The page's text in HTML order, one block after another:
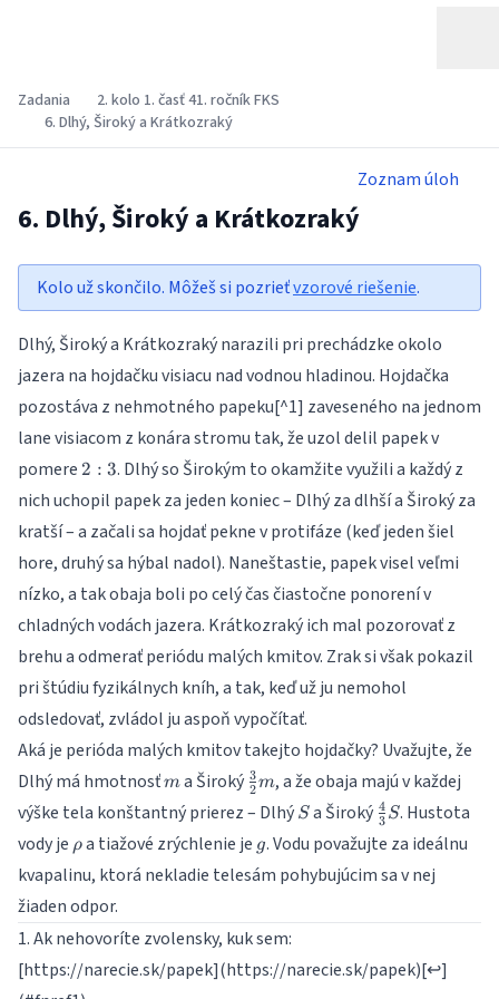
Zadania
2. kolo 1. časť 41. ročník FKS
6. Dlhý, Široký a Krátkozraký
Zoznam úloh
6. Dlhý, Široký a Krátkozraký
Kolo už skončilo. Môžeš si pozrieťvzorové riešenie.
Dlhý, Široký a Krátkozraký narazili pri prechádzke okolo
jazera na hojdačku visiacu nad vodnou hladinou. Hojdačka
pozostáva z nehmotného papeku[^1] zaveseného na jednom
lane visiacom z konára stromu tak, že uzol delil papek v
pomere 2:3
2 : 3. Dlhý so Širokým to okamžite využili a každý z
nich uchopil papek za jeden koniec – Dlhý za dlhší a Široký za
kratší – a začali sa hojdať pekne v protifáze (keď jeden šiel
hore, druhý sa hýbal nadol). Naneštastie, papek visel veľmi
nízko, a tak obaja boli po celý čas čiastočne ponorení v
chladných vodách jazera. Krátkozraký ich mal pozorovať z
brehu a odmerať periódu malých kmitov. Zrak si však pokazil
pri štúdiu fyzikálnych kníh, a tak, keď už ju nemohol
odsledovať, zvládol ju aspoň vypočítať.
Aká je perióda malých kmitov takejto hojdačky? Uvažujte, že
Dlhý má hmotnosťm
ma Široký \frac{3}
{2}m
2
3m, a že obaja majú v každej
výške tela konštantný prierez – Dlhý S
Sa Široký \frac{4}
{3}S
3
4 S. Hustota
vody je \rho
ρa tiažové zrýchlenie je g
g. Vodu považujte za ideálnu
kvapalinu, ktorá nekladie telesám pohybujúcim sa v nej
žiaden odpor.
1. Ak nehovoríte zvolensky, kuk sem:
[https://narecie.sk/papek](https://narecie.sk/papek)[↩︎]